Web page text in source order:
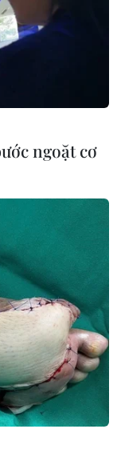
khiến hàng
trăm nghìn
ngoặt cơ